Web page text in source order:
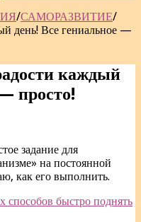
/САМОРАЗВИТИЕ/
день! Все гениальное —
каждый
просто!
задание для
на постоянной
как его выполнить.
способов быстро поднять